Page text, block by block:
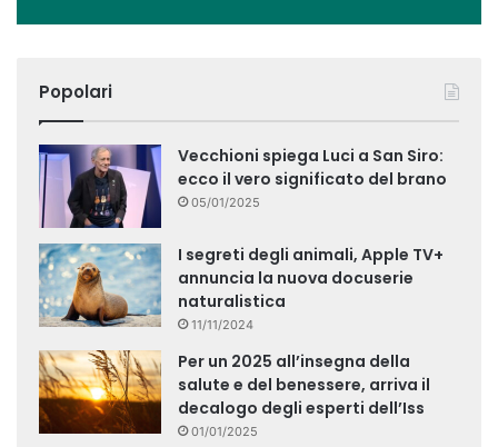
Popolari
Vecchioni spiega Luci a San Siro:
ecco il vero significato del brano
05/01/2025
I segreti degli animali, Apple TV+
annuncia la nuova docuserie
naturalistica
11/11/2024
Per un 2025 all’insegna della
salute e del benessere, arriva il
decalogo degli esperti dell’Iss
01/01/2025